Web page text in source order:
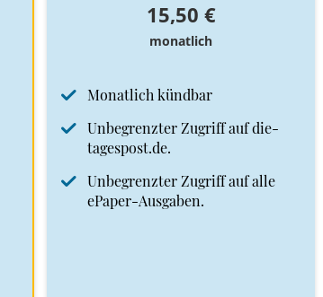
15,50 €
monatlich
Monatlich kündbar
Unbegrenzter Zugriff auf die-
tagespost.de.
Unbegrenzter Zugriff auf alle
ePaper-Ausgaben.